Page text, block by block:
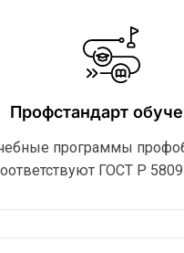
Профстандарт
программы
ГОСТ Р